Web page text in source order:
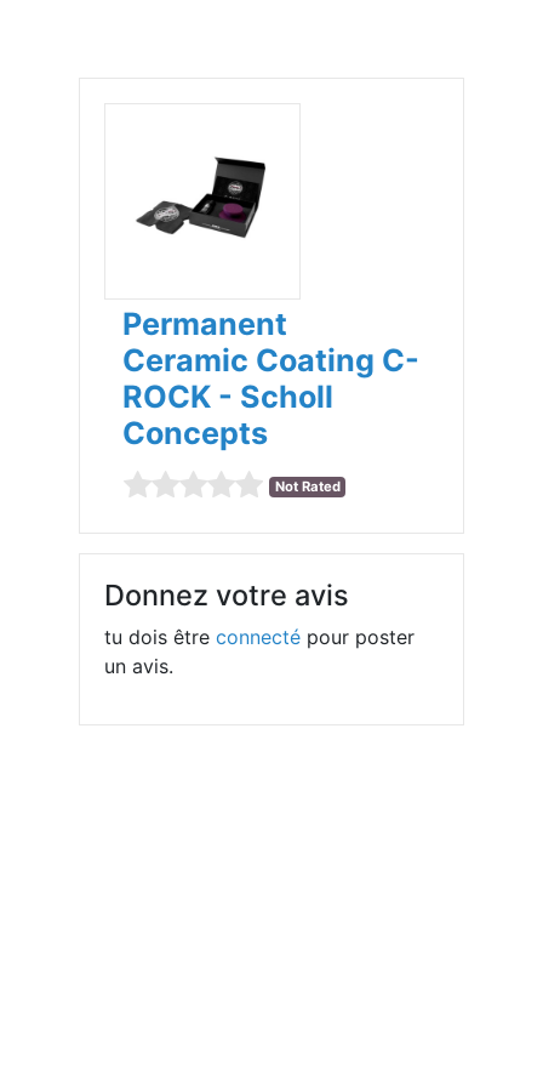
Permanent
Ceramic Coating C-
ROCK - Scholl
Concepts
Not Rated
Donnez votre avis
tu dois êtreconnecté pour poster
un avis.